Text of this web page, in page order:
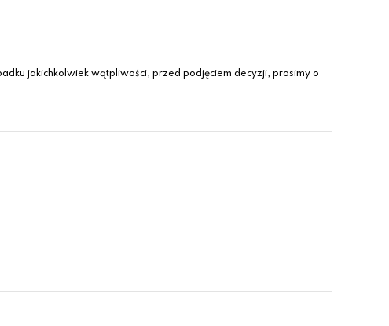
jakichkolwiek wątpliwości, przed podjęciem decyzji, prosimy o